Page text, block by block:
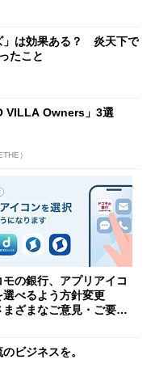
」は効果ある？ 炎天下で
たこと
VILLA Owners」3選
）
モの銀行、アプリアイコ
選べるよう方針変更
まざまなご意見・ご要望
ビジネスを。